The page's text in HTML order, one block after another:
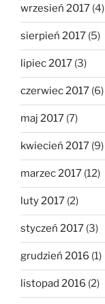
wrzesień 2017 (4)
sierpień 2017 (5)
lipiec 2017 (3)
czerwiec 2017 (6)
maj 2017 (7)
kwiecień 2017 (9)
marzec 2017 (12)
luty 2017 (2)
styczeń 2017 (3)
grudzień 2016 (1)
listopad 2016 (2)